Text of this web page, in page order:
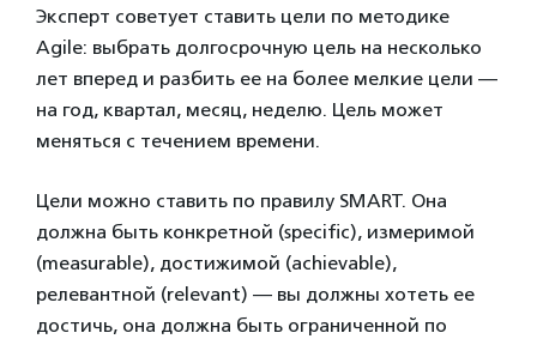
Эксперт советует ставить цели по методике
Agile: выбрать долгосрочную цель на несколько
лет вперед и разбить ее на более мелкие цели —
на год, квартал, месяц, неделю. Цель может
меняться с течением времени.
Цели можно ставить по правилу SMART. Она
должна быть конкретной (specific), измеримой
(measurable), достижимой (achievable),
релевантной (relevant) — вы должны хотеть ее
достичь, она должна быть ограниченной по